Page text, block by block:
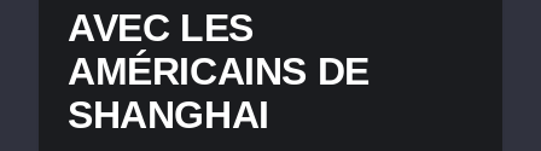
AVEC LES
AMÉRICAINS DE
SHANGHAI